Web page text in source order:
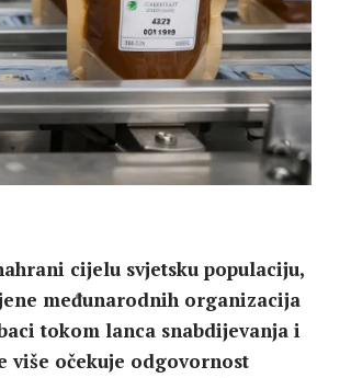
cijelu svjetsku populaciju,
međunarodnih organizacija
tokom lanca snabdijevanja i
više očekuje odgovornost